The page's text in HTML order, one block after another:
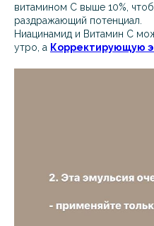
витамином С выше 10%,
раздражающий потенциал.
Ниацинамид и Витамин С
утро, а Корректирующую